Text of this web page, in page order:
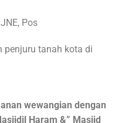
Pos
penjuru tanah kota di
wewangian dengan
Haram &” Masjid